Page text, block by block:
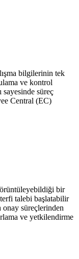
bilgilerinin tek
ve kontrol
sayesinde süreç
Central (EC)
bir
talebi başlatabilir
süreçlerinden
ve yetkilendirme